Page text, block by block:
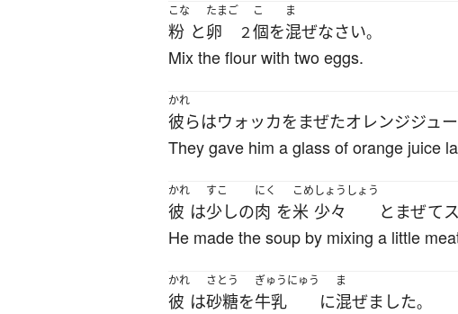
こな
粉 と
たまご
卵 ２
こ
個を
ま
混ぜなさい。
Mix the flour with two eggs.
かれ
彼らはウォッカを まぜたオレンジジュ
They gave him a glass of orange juice
かれ
彼 は
すこ
少しの
にく
肉 を
こめ
米
しょうしょう
少々 と まぜて
He made the soup by mixing a little
かれ
彼 は
さとう
砂糖を
ぎゅうにゅう
牛乳 に
ま
混ぜました。